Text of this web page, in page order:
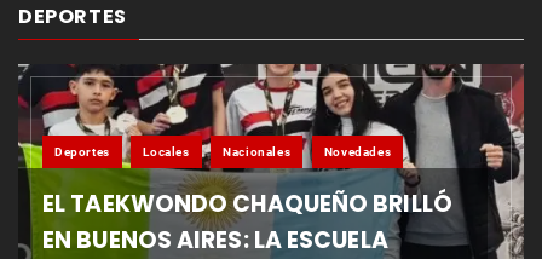
DEPORTES
Deportes Locales Nacionales Novedades
EL TAEKWONDO CHAQUEÑO BRILLÓ
EN BUENOS AIRES: LA ESCUELA